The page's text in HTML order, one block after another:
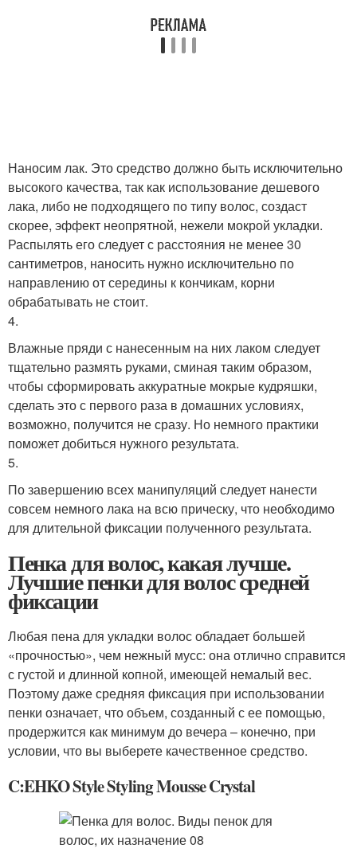
Наносим лак. Это средство должно быть исключительно
высокого качества, так как использование дешевого
лака, либо не подходящего по типу волос, создаст
скорее, эффект неопрятной, нежели мокрой укладки.
Распылять его следует с расстояния не менее 30
сантиметров, наносить нужно исключительно по
направлению от середины к кончикам, корни
обрабатывать не стоит.
4.
Влажные пряди с нанесенным на них лаком следует
тщательно размять руками, сминая таким образом,
чтобы сформировать аккуратные мокрые кудряшки,
сделать это с первого раза в домашних условиях,
возможно, получится не сразу. Но немного практики
поможет добиться нужного результата.
5.
По завершению всех манипуляций следует нанести
совсем немного лака на всю прическу, что необходимо
для длительной фиксации полученного результата.
Пенка для волос, какая лучше.
Лучшие пенки для волос средней
фиксации
Любая пена для укладки волос обладает большей
«прочностью», чем нежный мусс: она отлично справится
с густой и длинной копной, имеющей немалый вес.
Поэтому даже средняя фиксация при использовании
пенки означает, что объем, созданный с ее помощью,
продержится как минимум до вечера – конечно, при
условии, что вы выберете качественное средство.
C:EHKO Style Styling Mousse Crystal